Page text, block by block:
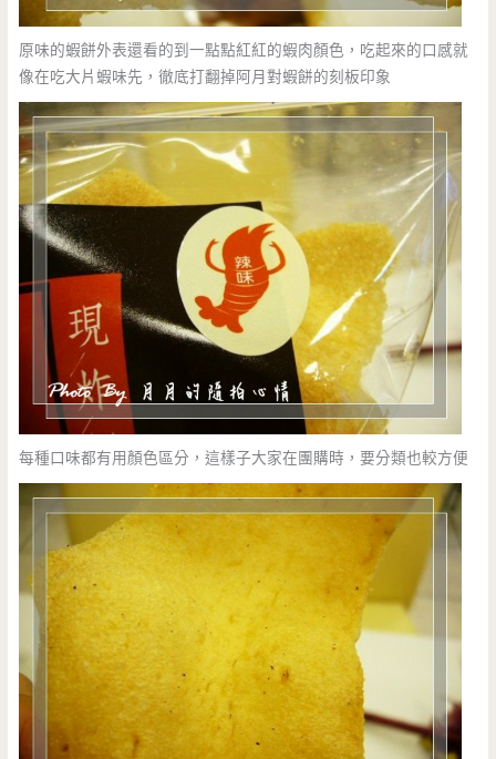
原味的蝦餅外表還看的到一點點紅紅的蝦肉顏色，吃起來的口感就
像在吃大片蝦味先，徹底打翻掉阿月對蝦餅的刻板印象
每種口味都有用顏色區分，這樣子大家在團購時，要分類也較方便